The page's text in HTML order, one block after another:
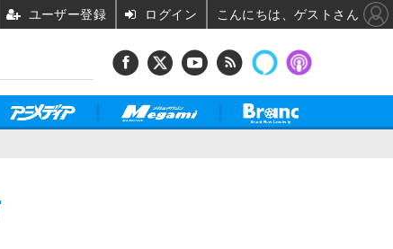
ユーザー登録 ログイン こんにちは、ゲストさん